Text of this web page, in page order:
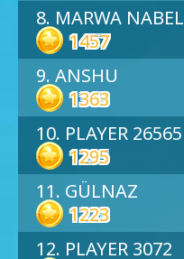
8. MARWA NABEL
1457
9. ANSHU
1363
10. PLAYER 26565
1295
11. GÜLNAZ
1223
12. PLAYER 3072